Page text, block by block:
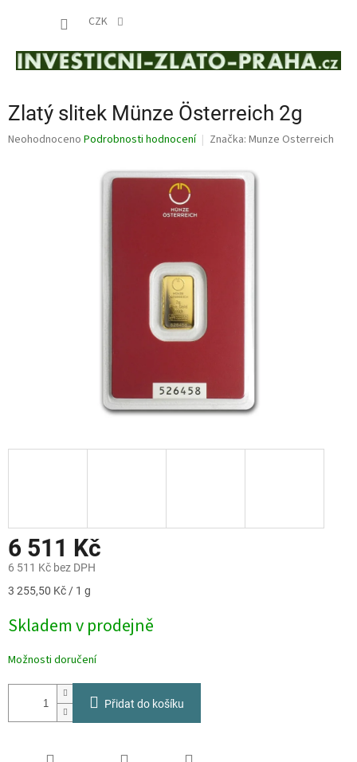
CZK
Zlatý slitek Münze Österreich 2g
Průměrné
Neohodnoceno Podrobnosti hodnocení Značka: Munze Osterreich
6 511 Kč
6 511 Kč bez DPH
Měrná
3 255,50 Kč / 1 g
Skladem v prodejně
Možnosti doručení
Přidat do košíku